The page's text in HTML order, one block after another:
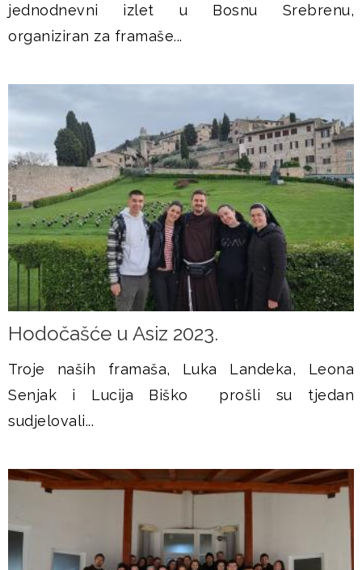
jednodnevni izlet u Bosnu Srebrenu,
organiziran za framaše...
Hodočašće u Asiz 2023.
Troje naših framaša, Luka Landeka, Leona
Senjak i Lucija Biško prošli su tjedan
sudjelovali...